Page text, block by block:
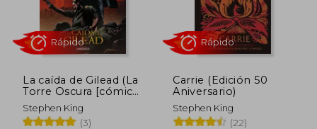
Rápido Rápido
La caída de Gilead (La
Torre Oscura [cómic]
4)
Stephen King
(3)
Carrie (Edición 50
Aniversario)
Stephen King
(22)